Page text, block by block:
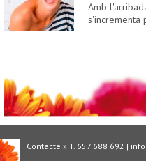
Amb
s'incrementa
Contacte » T. 657 688 692 |